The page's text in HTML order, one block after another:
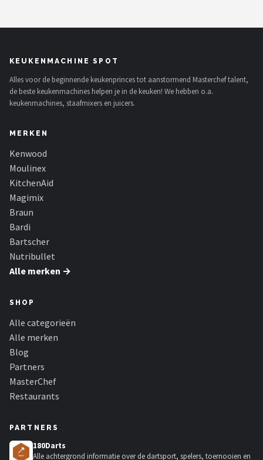
KEUKENMACHINE SPOT
Alles voor de beginnende keukenprinces tot aanstormend Masterchef talent,
de beste keukenmachines helpen je in de keuken! We hebben o.a.
keukenmachines, staafmixers en juicers.
MERKEN
Kenwood
Moulinex
KitchenAid
Magimix
Braun
Bardi
Bartscher
Nutribullet
Alle merken →
SHOP
Alle categorieën
Alle merken
Blog
Partners
MasterChef
Restaurants
PARTNERS
180Darts
Alle achtergrond informatie over de dartsport, spelers, toernooien en